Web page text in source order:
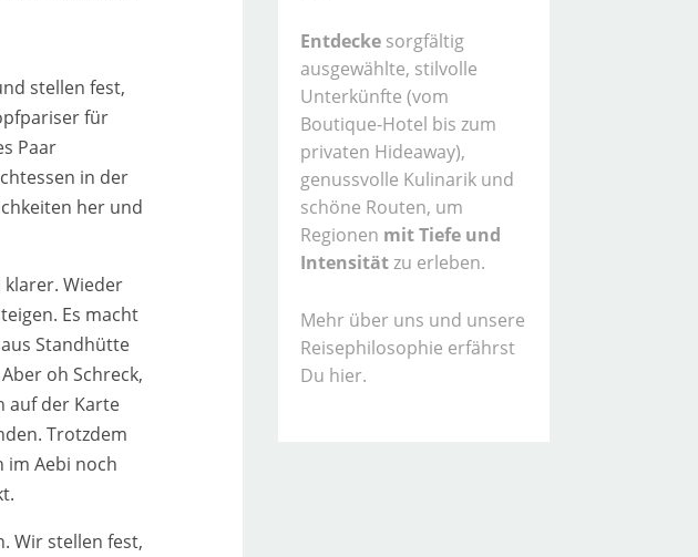
stel­len fest,
für
Paar
in der
her und
Wieder
Es macht
Standhütte
oh Schreck,
auf der Karte
Trotzdem
im Aebi noch
Wir stel­len fest,
Entdeckesorgfältig
ausgewählte, stilvolle
Unterkünfte (vom
Boutique-Hotel bis zum
privaten Hideaway),
genussvolle Kulinarik und
schöne Routen, um
Regionen mit Tiefe und
Intensitätzu erleben.
Mehr über uns und unsere
Reisephilosophie erfährst
Du hier.